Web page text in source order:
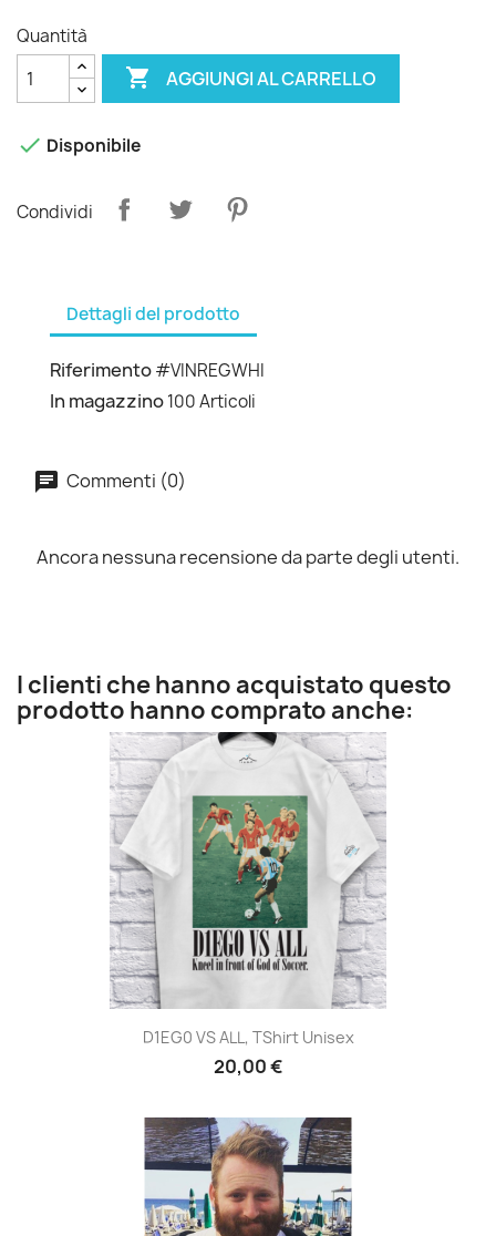
Quantità
 AGGIUNGI AL CARRELLO
 Disponibile
Condividi
Dettagli del prodotto
Riferimento#VINREGWHI
In magazzino100 Articoli
Commenti (0)
Ancora nessuna recensione da parte degli utenti.
I clienti che hanno acquistato questo
prodotto hanno comprato anche:
D1EG0 VS ALL, TShirt Unisex
20,00 €